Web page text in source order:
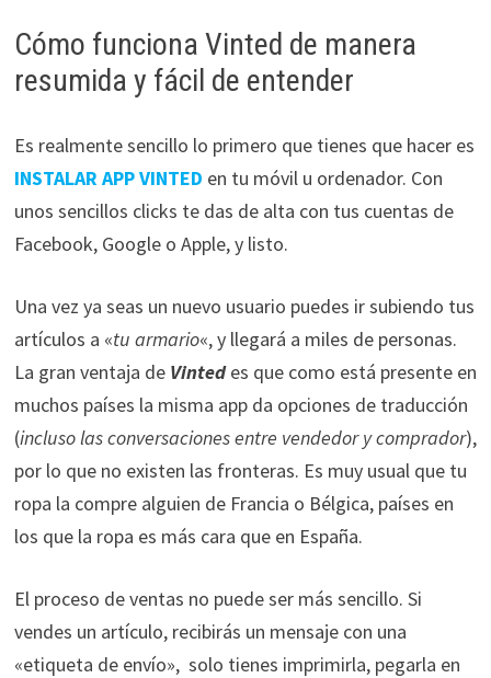
Cómo funciona Vinted de manera
resumida y fácil de entender
Es realmente sencillo lo primero que tienes que hacer es
INSTALAR APP VINTED en tu móvil u ordenador. Con
unos sencillos clicks te das de alta con tus cuentas de
Facebook, Google o Apple, y listo.
Una vez ya seas un nuevo usuario puedes ir subiendo tus
artículos a «tu armario«, y llegará a miles de personas.
La gran ventaja de Vintedes que como está presente en
muchos países la misma app da opciones de traducción
(incluso las conversaciones entre vendedor y comprador),
por lo que no existen las fronteras. Es muy usual que tu
ropa la compre alguien de Francia o Bélgica, países en
los que la ropa es más cara que en España.
El proceso de ventas no puede ser más sencillo. Si
vendes un artículo, recibirás un mensaje con una
«etiqueta de envío», solo tienes imprimirla, pegarla en